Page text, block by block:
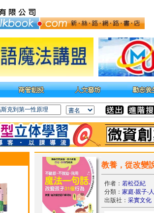
教養，從改變
作者： 若松亞紀
分類： 家庭‧親子‧
出版社： 采實文化